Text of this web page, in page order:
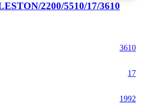
2200/5510/17/3610
3610
17
1992